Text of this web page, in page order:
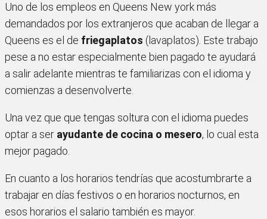
Uno de los empleos en Queens New york más
demandados por los extranjeros que acaban de llegar a
Queens es el de friegaplatos (lavaplatos). Este trabajo
pese a no estar especialmente bien pagado te ayudará
a salir adelante mientras te familiarizas con el idioma y
comienzas a desenvolverte.
Una vez que que tengas soltura con el idioma puedes
optar a ser ayudante de cocina o mesero, lo cual esta
mejor pagado.
En cuanto a los horarios tendrías que acostumbrarte a
trabajar en días festivos o en horarios nocturnos, en
esos horarios el salario también es mayor.